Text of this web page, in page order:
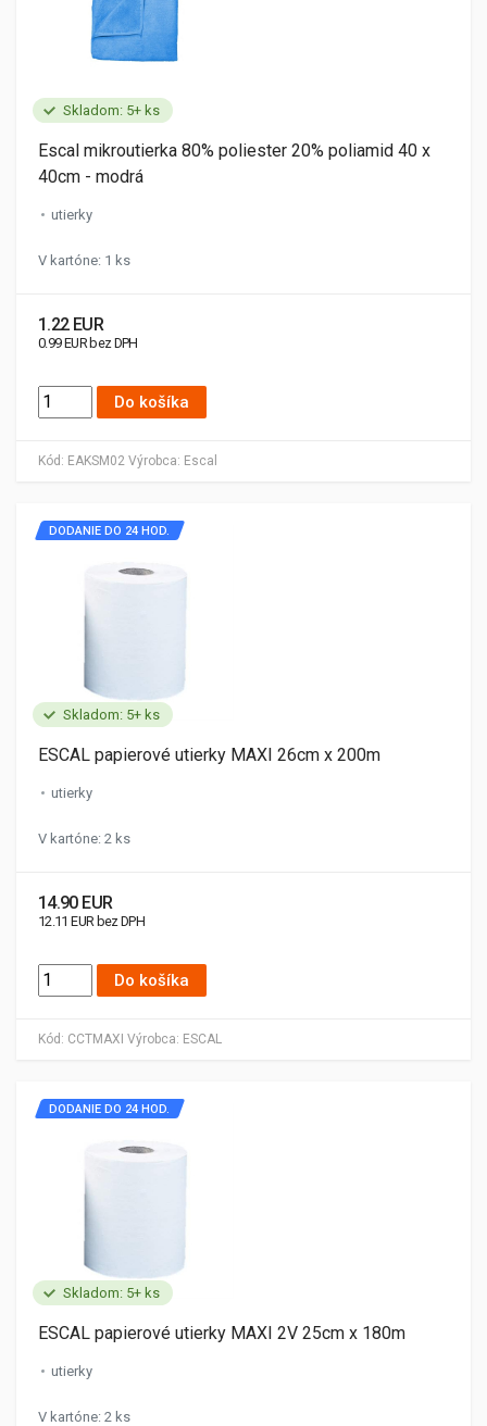
Skladom: 5+ ks
Kód: EAKSM02 Výrobca: Escal
Escal mikroutierka 80% poliester 20% poliamid 40 x
40cm - modrá
utierky
V kartóne: 1 ks
1.22 EUR
0.99 EUR bez DPH
Do košíka
Skladom: 5+ ks
Kód: CCTMAXI Výrobca: ESCAL
DODANIE DO 24 HOD.
ESCAL papierové utierky MAXI 26cm x 200m
utierky
V kartóne: 2 ks
14.90 EUR
12.11 EUR bez DPH
Do košíka
Skladom: 5+ ks
DODANIE DO 24 HOD.
ESCAL papierové utierky MAXI 2V 25cm x 180m
utierky
V kartóne: 2 ks